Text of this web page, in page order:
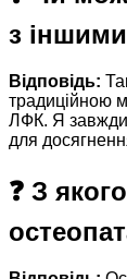
з
Відповідь:
традиційною
ЛФК. Я завжди
для
❓ З